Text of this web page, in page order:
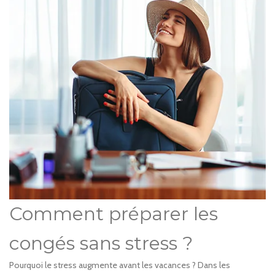
Comment préparer les
congés sans stress ?
Pourquoi le stress augmente avant les vacances ? Dans les